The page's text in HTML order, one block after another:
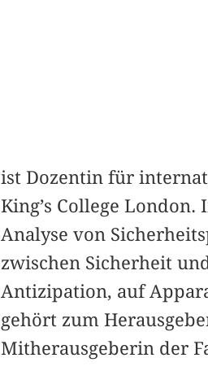
ist Dozentin für
King’s College
Analyse von
zwischen Sicherheit
Antizipation, auf
gehört zum
Mitherausgeberin der